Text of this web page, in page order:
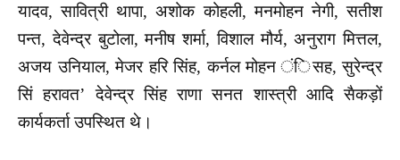
यादव, सावित्री थापा, अशोक कोहली, मनमोहन नेगी, सतीश
पन्त, देवेन्द्र बुटोला, मनीष शर्मा, विशाल मौर्य, अनुराग मित्तल,
अजय उनियाल, मेजर हरि सिंह, कर्नल मोहन ंिसह, सुरेन्द्र
सिं हरावत’ देवेन्द्र सिंह राणा सनत शास्त्री आदि सैकड़ों
कार्यकर्ता उपस्थित थे।